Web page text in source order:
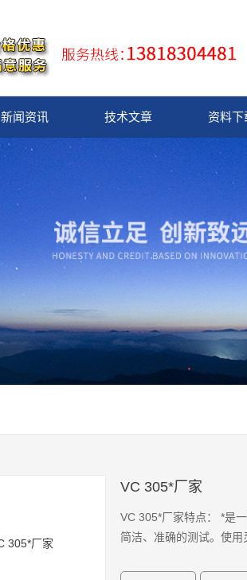
新闻资讯 技术文章 资料下
VC 305*厂家
VC 305*厂家特点： *是
简洁、准确的测试。使用